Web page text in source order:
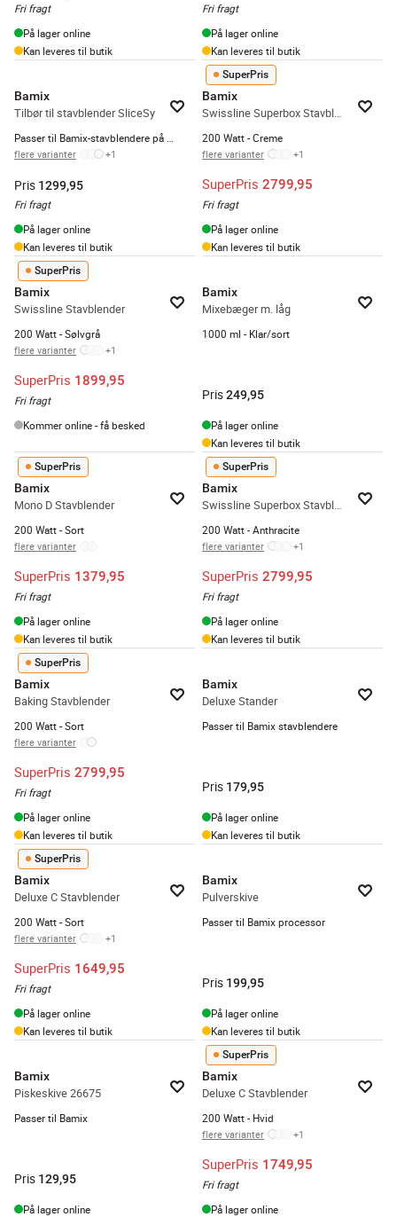
Fri fragt
På lager online
Kan leveres til butik
Fri fragt
På lager online
Kan leveres til butik
Bamix
Tilbør til stavblender SliceSy
flere varianter +1
Pris 1299,95
Fri fragt
På lager online
Kan leveres til butik
SuperPris
Bamix
Swissline Superbox Stavblender
200 Watt - Creme
flere varianter +1
SuperPris 2799,95
Fri fragt
På lager online
Kan leveres til butik
SuperPris
Bamix
Swissline Stavblender
200 Watt - Sølvgrå
flere varianter +1
SuperPris 1899,95
Fri fragt
Kommer online - få besked
Bamix
Mixebæger m. låg
1000 ml - Klar/sort
Pris249,95
På lager online
Kan leveres til butik
SuperPris
Bamix
Mono D Stavblender
200 Watt - Sort
flere varianter
SuperPris 1379,95
Fri fragt
På lager online
Kan leveres til butik
SuperPris
Bamix
Swissline Superbox Stavblender
200 Watt - Anthracite
flere varianter +1
SuperPris 2799,95
Fri fragt
På lager online
Kan leveres til butik
SuperPris
Bamix
Baking Stavblender
200 Watt - Sort
flere varianter
SuperPris 2799,95
Fri fragt
På lager online
Kan leveres til butik
Bamix
Deluxe Stander
Passer til Bamix stavblendere
Pris 179,95
På lager online
Kan leveres til butik
SuperPris
Bamix
Deluxe C Stavblender
200 Watt - Sort
flere varianter +1
SuperPris 1649,95
Fri fragt
På lager online
Kan leveres til butik
Bamix
Pulverskive
Passer til Bamix processor
Pris 199,95
På lager online
Kan leveres til butik
Bamix
Piskeskive 26675
Passer til Bamix
Pris 129,95
På lager online
SuperPris
Bamix
Deluxe C Stavblender
200 Watt - Hvid
flere varianter +1
SuperPris 1749,95
Fri fragt
På lager online